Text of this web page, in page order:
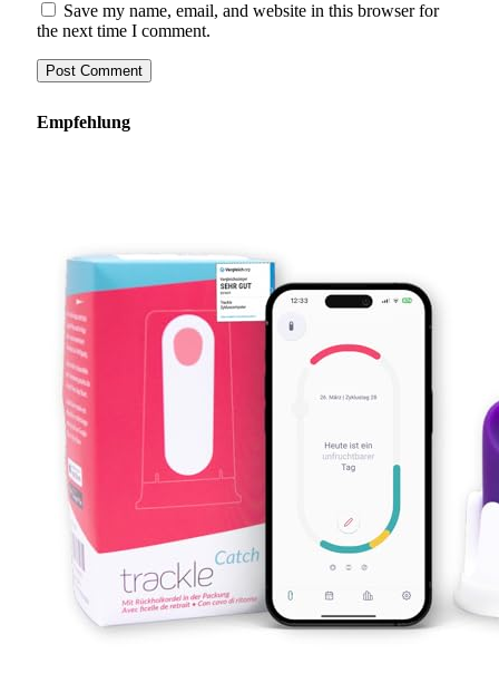
Save my name, email, and website in this browser for
the next time I comment.
Empfehlung